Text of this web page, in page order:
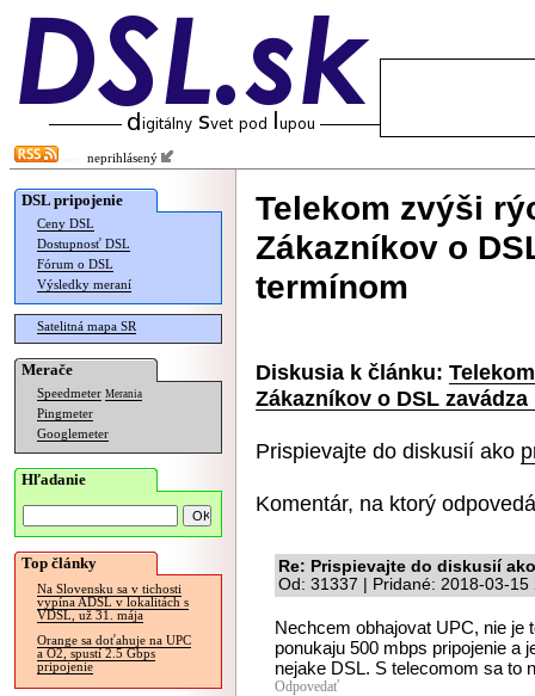
neprihlásený
DSL pripojenie
Ceny DSL
Dostupnosť DSL
Fórum o DSL
Výsledky meraní
Satelitná mapa SR
Merače
Speedmeter Merania
Pingmeter
Googlemeter
Hľadanie
Top články
Na Slovensku sa v tichosti
vypína ADSL v lokalitách s
VDSL, už 31. mája
Orange sa doťahuje na UPC
a O2, spustí 2.5 Gbps
pripojenie
Telekom zvýši
Zákazníkov o
termínom
Diskusia k článku:
Zákazníkov o DSL
Prispievajte do diskusií ako
Komentár, na ktorý
Re: Prispievajte do diskusií
Od: 31337 | Pridané: 2018-03-15
Nechcem obhajovat UPC, nie je
ponukaju 500 mbps pripojenie a
nejake DSL. S telecomom sa to
Odpovedať